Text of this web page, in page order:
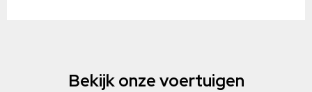
Bekijk onze voertuigen